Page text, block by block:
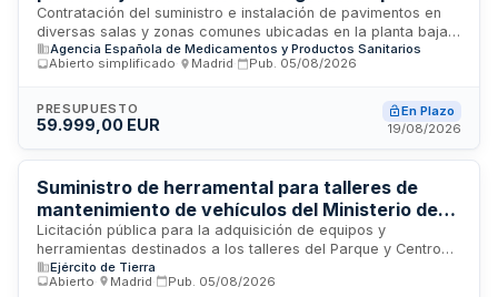
de Medicamentos y Productos Sanitarios en
Madrid
Contratación del suministro e instalación de pavimentos en
diversas salas y zonas comunes ubicadas en la planta baja
del edificio 8 de la Agencia Española de Medicamentos y
Productos Sanitarios, situado en la Calle Campezo de
Público y se tramita mediante procedimiento abierto
supersimplificado. La ejecución incluye la entrega de los
agencia, siendo responsabilidad del adjudicatario los gastos
derivados de la realización de los trabajos.
Agencia Española de Medicamentos y Productos Sanitarios
Abierto simplificado
Madrid Pub. 05/08/2026
PRESUPUESTO
59.999,00 EUR
En Plazo
19/08/2026
Suministro de herramental para talleres de
mantenimiento de vehículos del Ministerio de
Defensa
Licitación pública para la adquisición de equipos y
herramientas destinados a los talleres del Parque y Centro
de Mantenimiento de Vehículos Ruedas Nº 1 del Ministerio de
Defensa. El suministrador debe proporcionar herramental
Ejército de Tierra
Abierto
Madrid Pub. 05/08/2026